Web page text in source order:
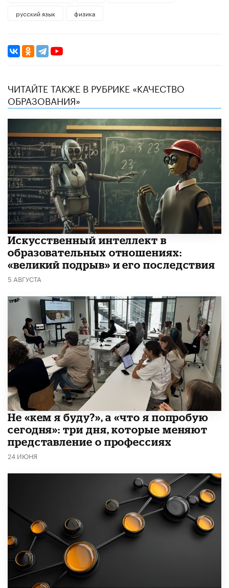
русский язык физика
ЧИТАЙТЕ ТАКЖЕ В РУБРИКЕ «КАЧЕСТВО
ОБРАЗОВАНИЯ»
​Искусственный интеллект в
образовательных отношениях:
«великий подрыв» и его последствия
5 АВГУСТА
Не «кем я буду?», а «что я попробую
сегодня»: три дня, которые меняют
представление о профессиях
24 ИЮНЯ